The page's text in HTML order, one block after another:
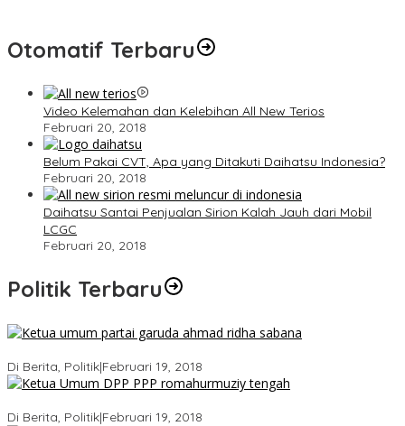
Otomatif Terbaru
Video Kelemahan dan Kelebihan All New Terios
Februari 20, 2018
Belum Pakai CVT, Apa yang Ditakuti Daihatsu Indonesia?
Februari 20, 2018
Daihatsu Santai Penjualan Sirion Kalah Jauh dari Mobil
LCGC
Februari 20, 2018
Politik Terbaru
Di Berita, Politik|Februari 19, 2018
Di Berita, Politik|Februari 19, 2018